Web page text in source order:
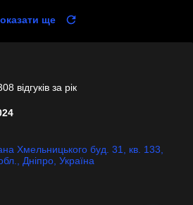
ще
відгуків за рік
Хмельницького буд. 31, кв. 133,
Дніпро, Україна